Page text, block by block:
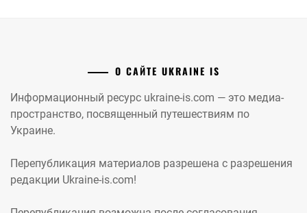
О САЙТЕ UKRAINE IS
Информационный ресурс ukraine-is.com — это медиа-
пространство, посвященный путешествиям по
Украине.
Перепубликация материалов разрешена с разрешения
редакции Ukraine-is.com!